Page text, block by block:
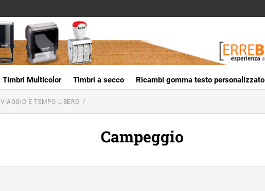
Timbri Multicolor Timbri a secco Ricambi gomma testo personalizzato
VIAGGIO E TEMPO LIBERO
Campeggio